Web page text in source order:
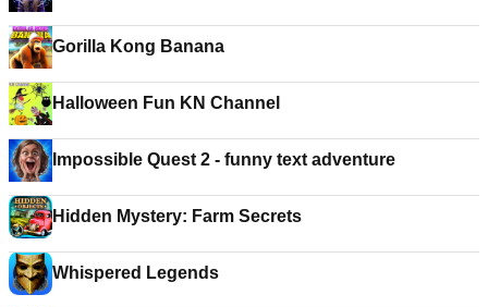
Gorilla Kong Banana
Halloween Fun KN Channel
Impossible Quest 2 - funny text adventure
Hidden Mystery: Farm Secrets
Whispered Legends